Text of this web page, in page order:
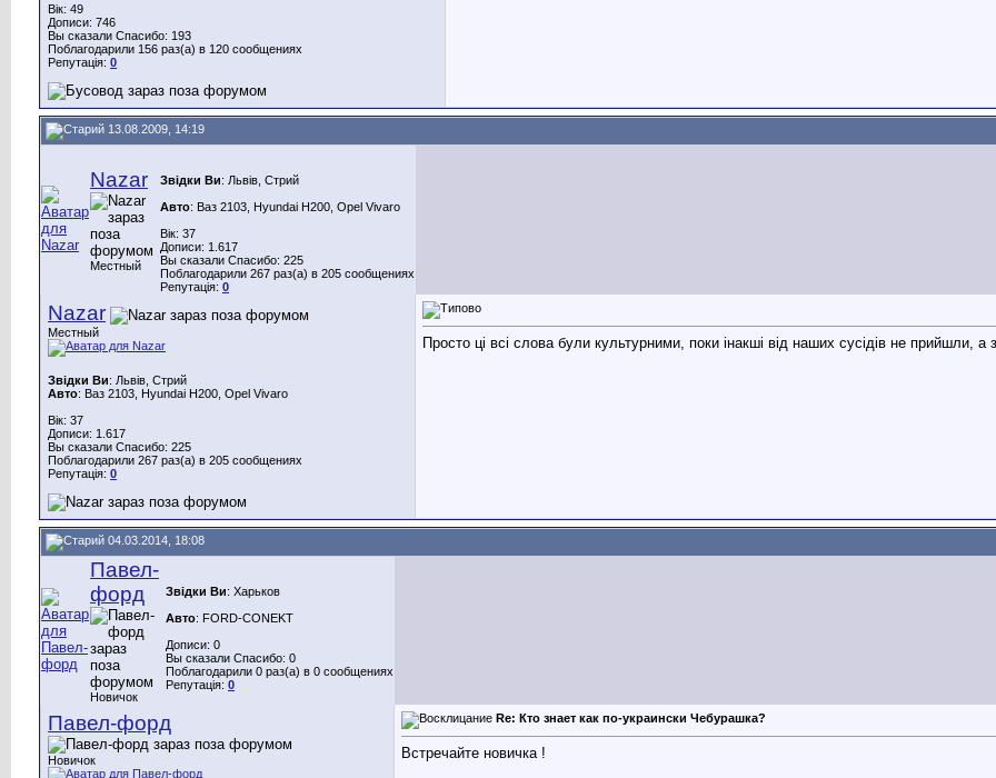
Вік: 49
Дописи: 746
Вы сказали Спасибо: 193
Поблагодарили 156 раз(а) в 120 сообщениях
Репутація: 0
13.08.2009, 14:19
Nazar
Местный
Звідки Ви: Львів, Стрий
Авто: Ваз 2103, Hyundai H200, Opel Vivaro
Вік: 37
Дописи: 1.617
Вы сказали Спасибо: 225
Поблагодарили 267 раз(а) в 205 сообщениях
Репутація: 0
Nazar
Местный
Звідки Ви: Львів, Стрий
Авто: Ваз 2103, Hyundai H200, Opel Vivaro
Вік: 37
Дописи: 1.617
Вы сказали Спасибо: 225
Поблагодарили 267 раз(а) в 205 сообщениях
Репутація: 0
Просто ці всі слова були культурними, поки інакші від наших сусідів не прийшли,
04.03.2014, 18:08
Павел-
форд
Новичок
Звідки Ви: Харьков
Авто: FORD-CONEKT
Дописи: 0
Вы сказали Спасибо: 0
Поблагодарили 0 раз(а) в 0 сообщениях
Репутація: 0
Павел-форд
Новичок
Re: Кто знает как по-украински Чебурашка?
Встречайте новичка !